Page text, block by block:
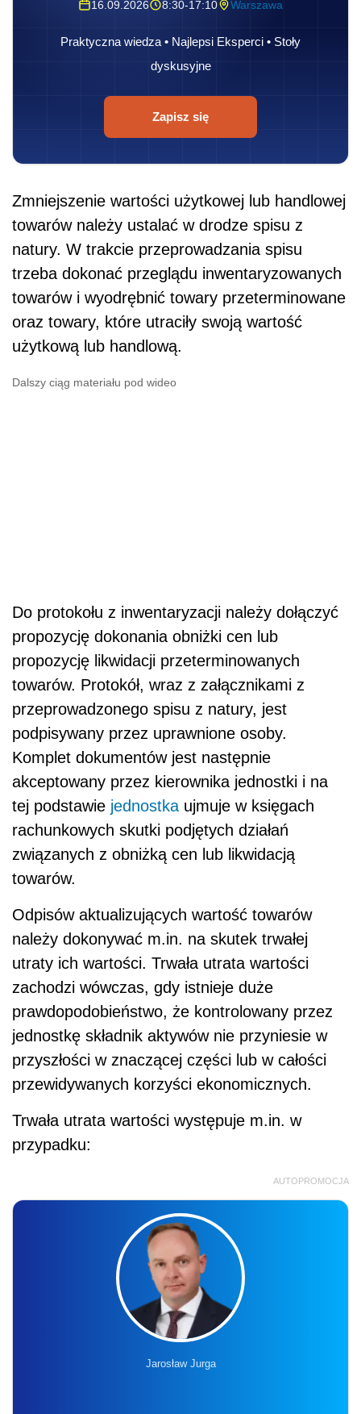
16.09.2026 8:30-17:10 Warszawa
Praktyczna wiedza • Najlepsi Eksperci • Stoły
dyskusyjne
Zapisz się
Zmniejszenie wartości użytkowej lub handlowej
towarów należy ustalać w drodze spisu z
natury. W trakcie przeprowadzania spisu
trzeba dokonać przeglądu inwentaryzowanych
towarów i wyodrębnić towary przeterminowane
oraz towary, które utraciły swoją wartość
użytkową lub handlową.
Dalszy ciąg materiału pod wideo
Do protokołu z inwentaryzacji należy dołączyć
propozycję dokonania obniżki cen lub
propozycję likwidacji przeterminowanych
towarów. Protokół, wraz z załącznikami z
przeprowadzonego spisu z natury, jest
podpisywany przez uprawnione osoby.
Komplet dokumentów jest następnie
akceptowany przez kierownika jednostki i na
tej podstawie jednostka ujmuje w księgach
rachunkowych skutki podjętych działań
związanych z obniżką cen lub likwidacją
towarów.
Odpisów aktualizujących wartość towarów
należy dokonywać m.in. na skutek trwałej
utraty ich wartości. Trwała utrata wartości
zachodzi wówczas, gdy istnieje duże
prawdopodobieństwo, że kontrolowany przez
jednostkę składnik aktywów nie przyniesie w
przyszłości w znaczącej części lub w całości
przewidywanych korzyści ekonomicznych.
Trwała utrata wartości występuje m.in. w
przypadku:
AUTOPROMOCJA
Jarosław Jurga